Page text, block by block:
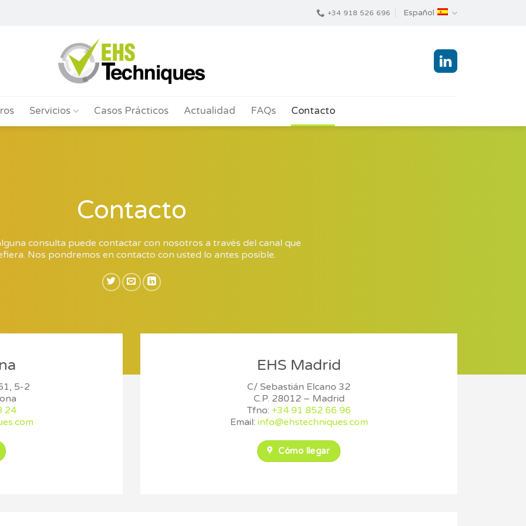
+34 918 526 696 Español
Servicios Casos Prácticos Actualidad FAQs Contacto
Contacto
consulta puede contactar con nosotros a través del canal que
Nos pondremos en contacto con usted lo antes posible.
5-2
24
EHS Madrid
C/ Sebastián Elcano 32
C.P. 28012 – Madrid
Tfno: +34 91 852 66 96
Email: info@ehstechniques.com
Cómo llegar